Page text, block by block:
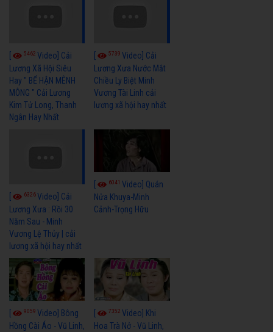
5462 Video] Cải
Lương Xã Hội Siêu
Hay " BỂ HẬN MÊNH
MÔNG " Cải Lương
Kim Tử Long, Thanh
Ngân Hay Nhất
5739Video] Cải
Lương Xưa Nước Mắt
Chiều Ly Biệt Minh
Vương Tài Linh cải
lương xã hội hay nhất
6326Video] Cải
Lương Xưa : Rồi 30
Năm Sau - Minh
Vương Lệ Thủy | cải
lương xã hội hay nhất
6041Video] Quán
Nửa Khuya-Minh
Cảnh-Trọng Hữu
9059 Video] Bông
Hồng Cài Áo - Vũ Linh,
7352Video] Khi
Hoa Trà Nở - Vũ Linh,